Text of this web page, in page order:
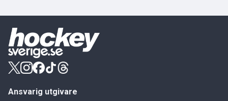
Ansvarig utgivare